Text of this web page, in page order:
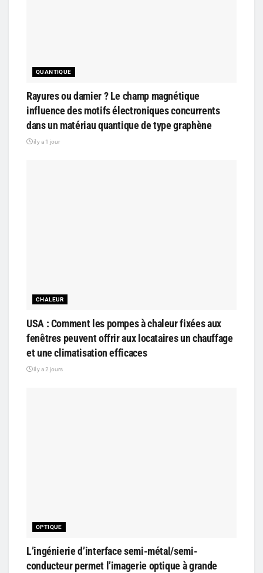
QUANTIQUE
Rayures ou damier ? Le champ magnétique
influence des motifs électroniques concurrents
dans un matériau quantique de type graphène
il y a 1 jour
CHALEUR
USA : Comment les pompes à chaleur fixées aux
fenêtres peuvent offrir aux locataires un chauffage
et une climatisation efficaces
il y a 2 jours
OPTIQUE
L’ingénierie d’interface semi-métal/semi-
conducteur permet l’imagerie optique à grande